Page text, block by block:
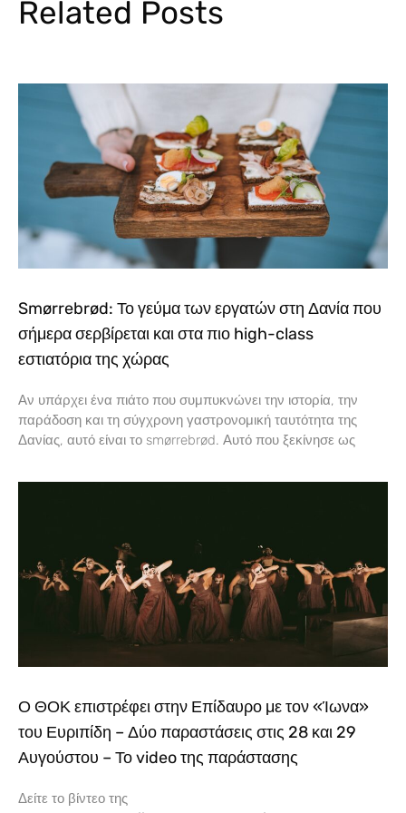
Related Posts
Smørrebrød: Το γεύμα των εργατών στη Δανία που
σήμερα σερβίρεται και στα πιο high-class
εστιατόρια της χώρας
Αν υπάρχει ένα πιάτο που συμπυκνώνει την ιστορία, την
παράδοση και τη σύγχρονη γαστρονομική ταυτότητα της
Δανίας, αυτό είναι το smørrebrød. Αυτό που ξεκίνησε ως
Ο ΘΟΚ επιστρέφει στην Επίδαυρο με τον «Ίωνα»
του Ευριπίδη – Δύο παραστάσεις στις 28 και 29
Αυγούστου – Το video της παράστασης
Δείτε το βίντεο της